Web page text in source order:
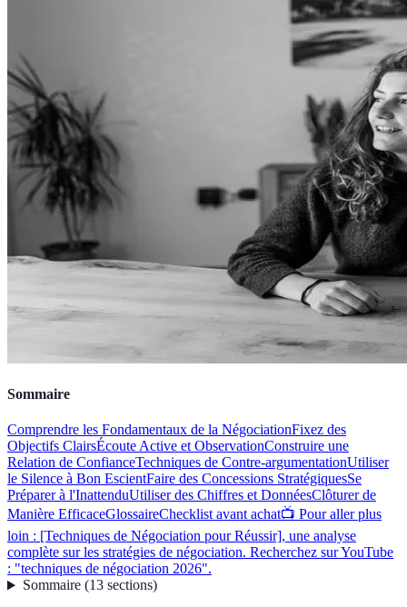
Sommaire
Comprendre les Fondamentaux de la NégociationFixez des
Objectifs ClairsÉcoute Active et ObservationConstruire une
Relation de ConfianceTechniques de Contre-argumentationUtiliser
le Silence à Bon EscientFaire des Concessions StratégiquesSe
Préparer à l'InattenduUtiliser des Chiffres et DonnéesClôturer de
Manière EfficaceGlossaireChecklist avant achat📺 Pour aller plus
loin : [Techniques de Négociation pour Réussir], une analyse
complète sur les stratégies de négociation. Recherchez sur YouTube
: "techniques de négociation 2026".
Sommaire(13 sections)